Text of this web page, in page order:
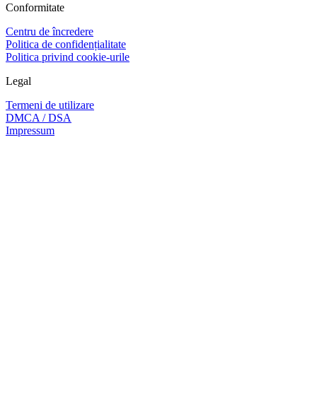
Conformitate
Centru de încredere
Politica de confidențialitate
Politica privind cookie-urile
Legal
Termeni de utilizare
DMCA / DSA
Impressum